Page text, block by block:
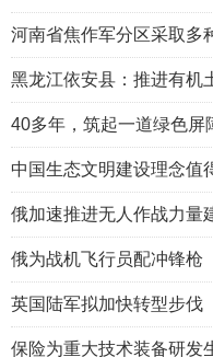
河南省焦作军分区采取多
黑龙江依安县：推进有机
40多年，筑起一道绿色屏
中国生态文明建设理念值
俄加速推进无人作战力量
俄为战机飞行员配冲锋枪
英国陆军拟加快转型步伐
保险为重大技术装备研发